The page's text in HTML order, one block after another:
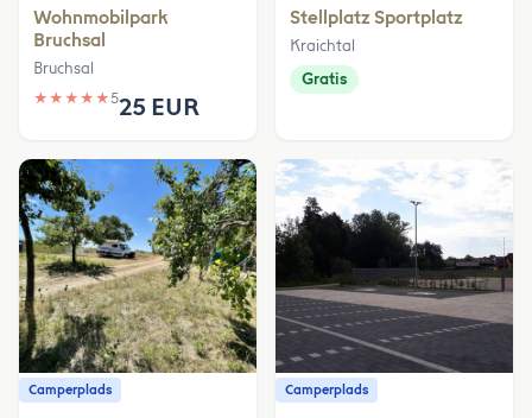
Wohnmobilpark
Bruchsal
Bruchsal
★ ★ ★ ★ ★525 EUR
Stellplatz Sportplatz
Kraichtal
Gratis
Camperplads Camperplads